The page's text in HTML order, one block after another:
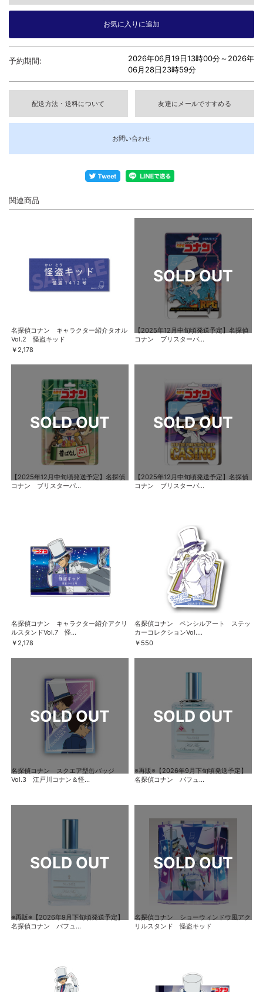
予約期間: 2026年06月19日13時00分～2026年
06月28日23時59分
配送方法・送料について 友達にメールですすめる
お問い合わせ
関連商品
名探偵コナン キャラクター紹介タオル
Vol.2 怪盗キッド
￥2,178
【2025年12月中旬頃発送予定】名探偵
コナン ブリスターパ...
【2025年12月中旬頃発送予定】名探偵
コナン ブリスターパ...
【2025年12月中旬頃発送予定】名探偵
コナン ブリスターパ...
名探偵コナン キャラクター紹介アクリ
ルスタンドVol.7 怪...
￥2,178
名探偵コナン ペンシルアート ステッ
カーコレクションVol....
￥550
名探偵コナン スクエア型缶バッジ
Vol.3 江戸川コナン＆怪...
※再販※【2026年9月下旬頃発送予定】
名探偵コナン パフュ...
※再販※【2026年9月下旬頃発送予定】
名探偵コナン パフュ...
名探偵コナン ショーウィンドウ風アク
リルスタンド 怪盗キッド